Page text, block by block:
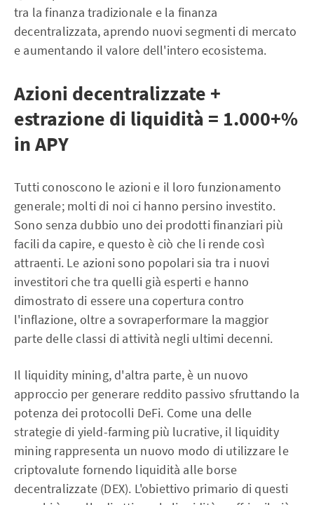
tra la finanza tradizionale e la finanza
decentralizzata, aprendo nuovi segmenti di mercato
e aumentando il valore dell'intero ecosistema.
Azioni decentralizzate +
estrazione di liquidità = 1.000+%
in APY
Tutti conoscono le azioni e il loro funzionamento
generale; molti di noi ci hanno persino investito.
Sono senza dubbio uno dei prodotti finanziari più
facili da capire, e questo è ciò che li rende così
attraenti. Le azioni sono popolari sia tra i nuovi
investitori che tra quelli già esperti e hanno
dimostrato di essere una copertura contro
l'inflazione, oltre a sovraperformare la maggior
parte delle classi di attività negli ultimi decenni.
Il liquidity mining, d'altra parte, è un nuovo
approccio per generare reddito passivo sfruttando la
potenza dei protocolli DeFi. Come una delle
strategie di yield-farming più lucrative, il liquidity
mining rappresenta un nuovo modo di utilizzare le
criptovalute fornendo liquidità alle borse
decentralizzate (DEX). L'obiettivo primario di questi